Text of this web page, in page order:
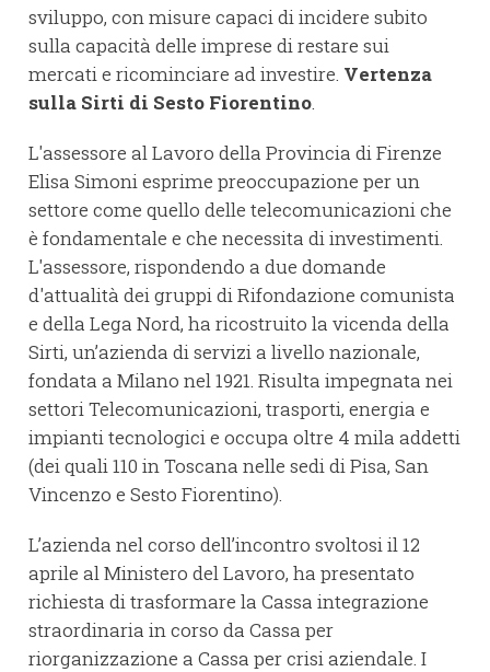
sviluppo, con misure capaci di incidere subito
sulla capacità delle imprese di restare sui
mercati e ricominciare ad investire. Vertenza
sulla Sirti di Sesto Fiorentino.
L'assessore al Lavoro della Provincia di Firenze
Elisa Simoni esprime preoccupazione per un
settore come quello delle telecomunicazioni che
è fondamentale e che necessita di investimenti.
L'assessore, rispondendo a due domande
d'attualità dei gruppi di Rifondazione comunista
e della Lega Nord, ha ricostruito la vicenda della
Sirti, un’azienda di servizi a livello nazionale,
fondata a Milano nel 1921. Risulta impegnata nei
settori Telecomunicazioni, trasporti, energia e
impianti tecnologici e occupa oltre 4 mila addetti
(dei quali 110 in Toscana nelle sedi di Pisa, San
Vincenzo e Sesto Fiorentino).
L’azienda nel corso dell’incontro svoltosi il 12
aprile al Ministero del Lavoro, ha presentato
richiesta di trasformare la Cassa integrazione
straordinaria in corso da Cassa per
riorganizzazione a Cassa per crisi aziendale. I